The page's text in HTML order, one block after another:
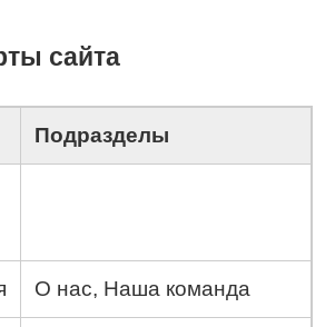
сайта
Подразделы
О нас, Наша команда